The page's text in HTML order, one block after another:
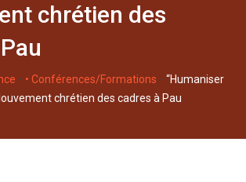
chrétien des
- • Conférences/Formations -“Humaniser
chrétien des cadres à Pau